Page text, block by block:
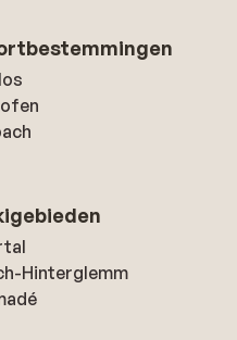
Hinterglemm